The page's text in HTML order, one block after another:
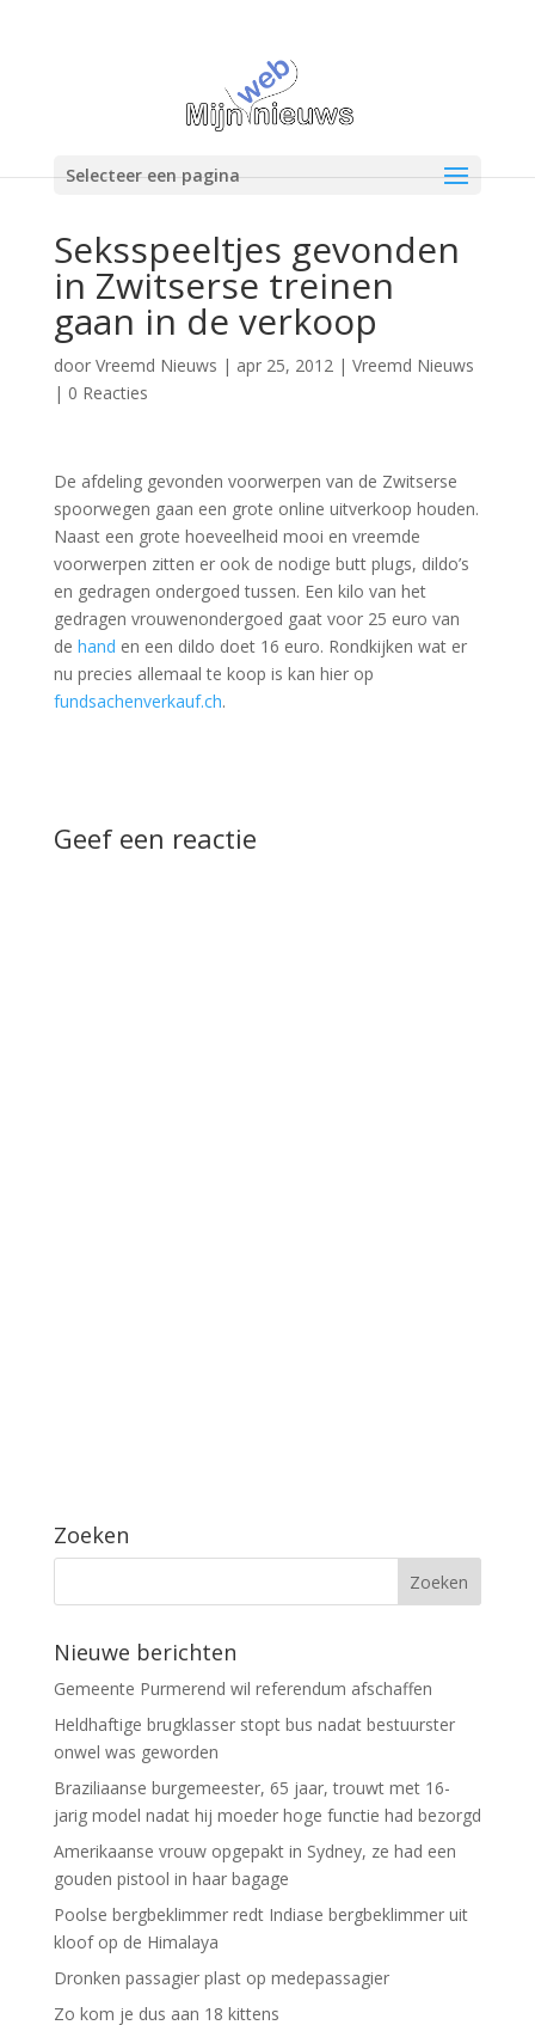
Selecteer een pagina
Seksspeeltjes gevonden
in Zwitserse treinen
gaan in de verkoop
door Vreemd Nieuws | apr 25, 2012| Vreemd Nieuws
| 0 Reacties
De afdeling gevonden voorwerpen van de Zwitserse
spoorwegen gaan een grote online uitverkoop houden.
Naast een grote hoeveelheid mooi en vreemde
voorwerpen zitten er ook de nodige butt plugs, dildo’s
en gedragen ondergoed tussen. Een kilo van het
gedragen vrouwenondergoed gaat voor 25 euro van
de hand en een dildo doet 16 euro. Rondkijken wat er
nu precies allemaal te koop is kan hier op
fundsachenverkauf.ch.
Geef een reactie
Zoeken
Nieuwe berichten
Gemeente Purmerend wil referendum afschaffen
Heldhaftige brugklasser stopt bus nadat bestuurster
onwel was geworden
Braziliaanse burgemeester, 65 jaar, trouwt met 16-
jarig model nadat hij moeder hoge functie had bezorgd
Amerikaanse vrouw opgepakt in Sydney, ze had een
gouden pistool in haar bagage
Poolse bergbeklimmer redt Indiase bergbeklimmer uit
kloof op de Himalaya
Dronken passagier plast op medepassagier
Zo kom je dus aan 18 kittens